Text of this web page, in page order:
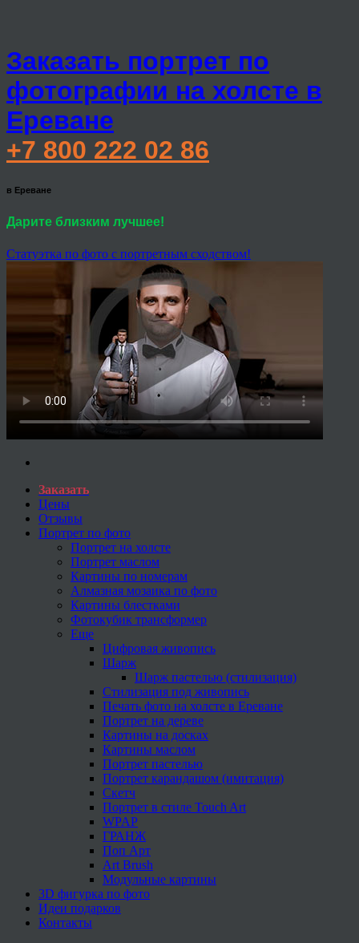
Заказать портрет по
фотографии на холсте в
Ереване
+7 800 222 02 86
в Ереване
Дарите близким лучшее!
Статуэтка по фото с портретным сходством!
Заказать
Цены
Отзывы
Портрет по фото
Портрет на холсте
Портрет маслом
Картины по номерам
Алмазная мозаика по фото
Картины блестками
Фотокубик трансформер
Еще
Цифровая живопись
Шарж
Шарж пастелью (стилизация)
Стилизация под живопись
Печать фото на холсте в Ереване
Портрет на дереве
Картины на досках
Картины маслом
Портрет пастелью
Портрет карандашом (имитация)
Скетч
Портрет в стиле Touch Art
WPAP
ГРАНЖ
Поп Арт
Art Brush
Модульные картины
3D фигурка по фото
Идеи подарков
Контакты